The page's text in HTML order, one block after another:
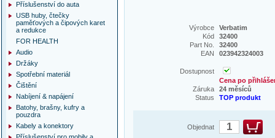
Výrobce
Verbatim
Kód
32400
Part No.
32400
EAN
023942324003
Dostupnost
Cena po
Záruka
24 měsíců
Status
TOP produkt
Objednat
Příslušenství do auta
USB huby, čtečky
paměťových a čipových karet
a redukce
FOR HEALTH
Audio
Držáky
Spotřební materiál
Čištění
Nabíjení & napájení
Batohy, brašny, kufry a
pouzdra
Kabely a konektory